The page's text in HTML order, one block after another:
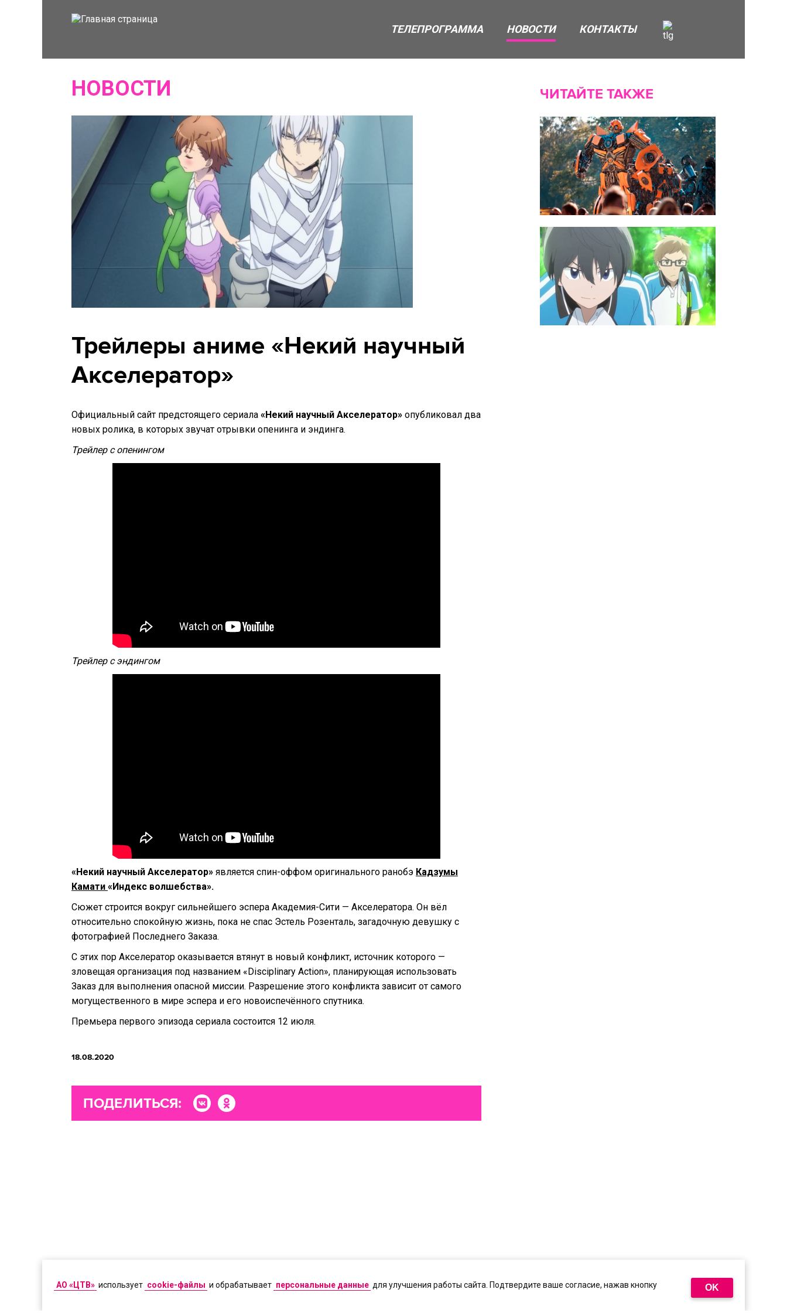
ТЕЛЕПРОГРАММА НОВОСТИ КОНТАКТЫ
НОВОСТИ
Трейлеры аниме «Некий научный
Акселератор»‎
Официальный сайт предстоящего сериала «Некий научный Акселератор»‎ опубликовал два
новых ролика, в которых звучат отрывки опенинга и эндинга.
Трейлер с опенингом
Трейлер с эндингом
«Некий научный Акселератор» ‎ является спин-оффом оригинального ранобэ Кадзумы
Камати «Индекс волшебства».
Сюжет строится вокруг сильнейшего эспера Академия-Сити — Акселератора. Он вёл
относительно спокойную жизнь, пока не спас Эстель Розенталь, загадочную девушку с
фотографией Последнего Заказа.
С этих пор Акселератор оказывается втянут в новый конфликт, источник которого —
зловещая организация под названием «Disciplinary Action», планирующая использовать
Заказ для выполнения опасной миссии. Разрешение этого конфликта зависит от самого
могущественного в мире эспера и его новоиспечённого спутника.
Премьера первого эпизода сериала состоится 12 июля.
18.08.2020
ПОДЕЛИТЬСЯ:
ЧИТАЙТЕ ТАКЖЕ
АО «ЦТВ» использует cookie-файлы и обрабатывает персональные данные для улучшения работы сайта. Подтвердите ваше согласие, нажав кнопку OK